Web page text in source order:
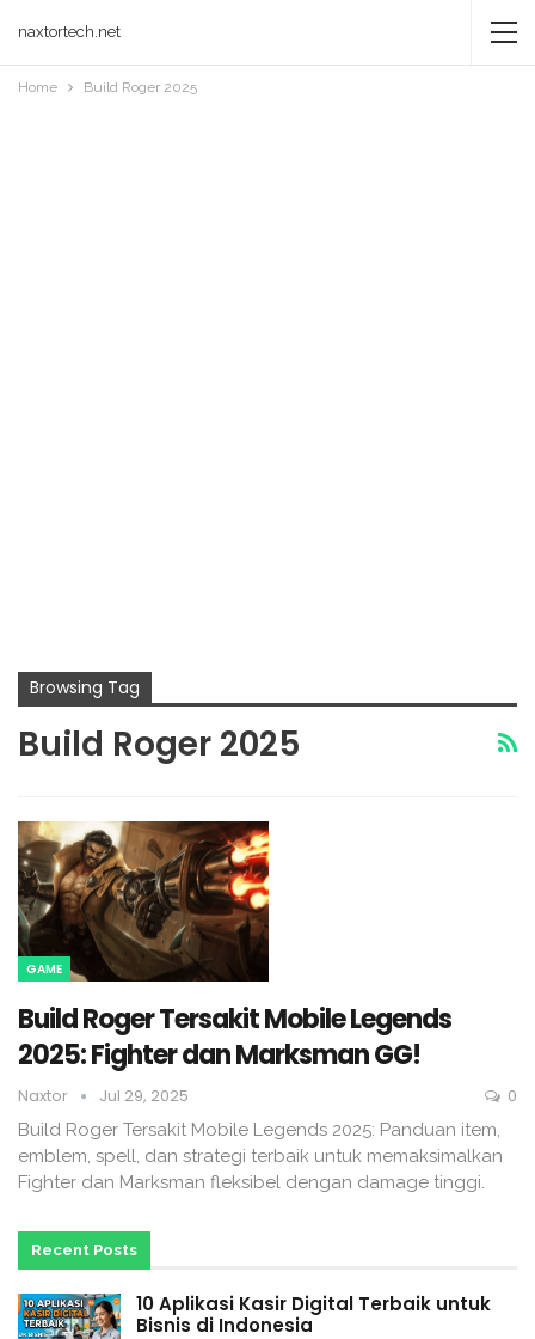
naxtortech.net
Home Build Roger 2025
Browsing Tag
Build Roger 2025
GAME
Build Roger Tersakit Mobile Legends
2025: Fighter dan Marksman GG!
Naxtor Jul 29, 2025 0
Build Roger Tersakit Mobile Legends 2025: Panduan item,
emblem, spell, dan strategi terbaik untuk memaksimalkan
Fighter dan Marksman fleksibel dengan damage tinggi.
Recent Posts
10 Aplikasi Kasir Digital Terbaik untuk
Bisnis di Indonesia